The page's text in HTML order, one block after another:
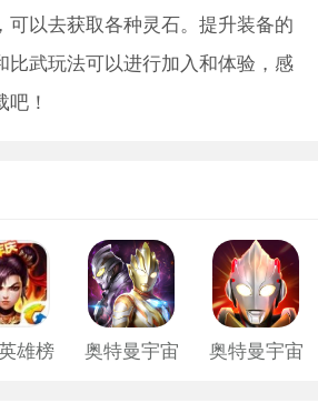
可以去获取各种灵石。提升装备的
比武玩法可以进行加入和体验，感
！
雄榜
奥特曼宇宙
奥特曼宇宙